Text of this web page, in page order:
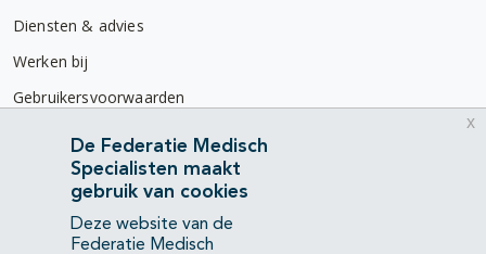
Diensten & advies
Werken bij
Gebruikersvoorwaarden
Privacyverklaring
Contact
Mercatorlaan 1200
3528 BL Utrecht
De Federatie Medisch
Specialisten maakt
gebruik van cookies
Deze website van de
Federatie Medisch
x